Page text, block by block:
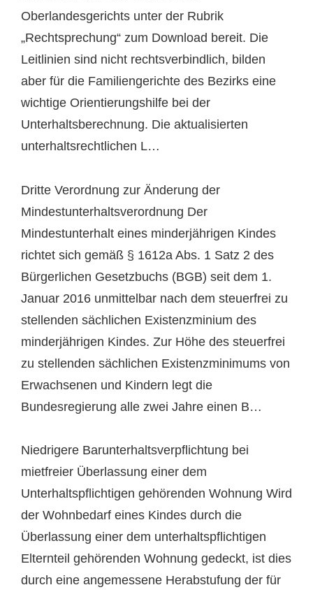
Oberlandesgerichts unter der Rubrik
„Rechtsprechung“ zum Download bereit. Die
Leitlinien sind nicht rechtsverbindlich, bilden
aber für die Familiengerichte des Bezirks eine
wichtige Orientierungshilfe bei der
Unterhaltsberechnung. Die aktualisierten
unterhaltsrechtlichen L…
Dritte Verordnung zur Änderung der
Mindestunterhaltsverordnung Der
Mindestunterhalt eines minderjährigen Kindes
richtet sich gemäß § 1612a Abs. 1 Satz 2 des
Bürgerlichen Gesetzbuchs (BGB) seit dem 1.
Januar 2016 unmittelbar nach dem steuerfrei zu
stellenden sächlichen Existenzminium des
minderjährigen Kindes. Zur Höhe des steuerfrei
zu stellenden sächlichen Existenzminimums von
Erwachsenen und Kindern legt die
Bundesregierung alle zwei Jahre einen B…
Niedrigere Barunterhaltsverpflichtung bei
mietfreier Überlassung einer dem
Unterhaltspflichtigen gehörenden Wohnung Wird
der Wohnbedarf eines Kindes durch die
Überlassung einer dem unterhaltspflichtigen
Elternteil gehörenden Wohnung gedeckt, ist dies
durch eine angemessene Herabstufung der für